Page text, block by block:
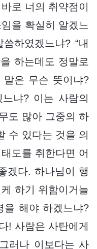
로 너의 취약점이
을 확실히 알겠느
하였겠느냐? “내
하는데도 정말로
말은 무슨 뜻이냐?
냐? 이는 사람의
도 많아 그중의 하
수 있다는 것을 의
도를 취한다면 어
겠다. 하나님이 행
하기 위함이거늘
을 해야 하겠느냐?
! 사람은 사탄에게
러나 이보다는 사